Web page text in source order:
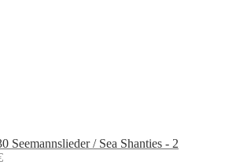
Seemannslieder / Sea Shanties - 2